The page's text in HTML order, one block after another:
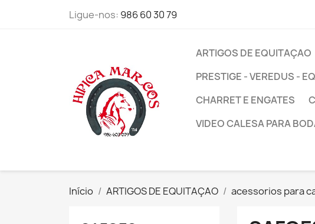
Ligue-nos: 986 60 30 79
ARTIGOS DE EQUITAÇAO
PRESTIGE - VEREDUS -
CHARRET E ENGATES
VIDEO CALESA PARA
Início ARTIGOS DE EQUITAÇAO acessorios para